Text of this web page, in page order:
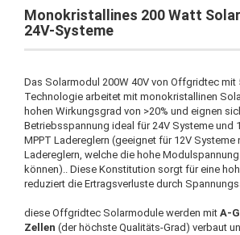
Monokristallines 200 Watt
24V-Systeme
Das Solarmodul 200W 40V von Offgridtec mit
Technologie arbeitet mit monokristallinen
hohen Wirkungsgrad von >20% und eignen
Betriebsspannung ideal für 24V Systeme und
MPPT Ladereglern (geeignet für 12V Systeme
Ladereglern, welche die hohe
können).. Diese Konstitution sorgt für eine
reduziert die Ertragsverluste durch
diese Offgridtec Solarmodule werden mit A-
Zellen (der höchste Qualitäts-Grad) verbaut